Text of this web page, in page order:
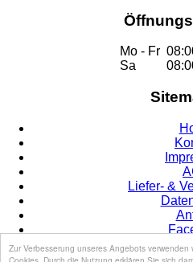
Zur Verbesserung unseres Angebots verwenden
Mo - Fr
Sa
Liefer- &